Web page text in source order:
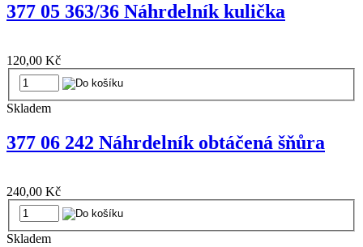
377 05 363/36 Náhrdelník kulička
120,00 Kč
Skladem
377 06 242 Náhrdelník obtáčená šňůra
240,00 Kč
Skladem